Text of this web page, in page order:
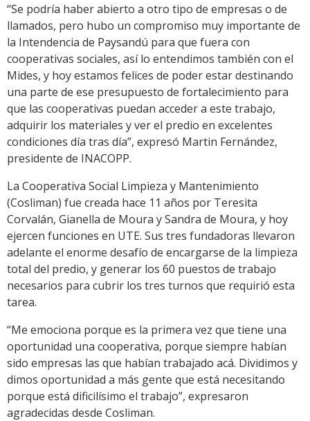
“Se podría haber abierto a otro tipo de empresas o de
llamados, pero hubo un compromiso muy importante de
la Intendencia de Paysandú para que fuera con
cooperativas sociales, así lo entendimos también con el
Mides, y hoy estamos felices de poder estar destinando
una parte de ese presupuesto de fortalecimiento para
que las cooperativas puedan acceder a este trabajo,
adquirir los materiales y ver el predio en excelentes
condiciones día tras día”, expresó Martin Fernández,
presidente de INACOPP.
La Cooperativa Social Limpieza y Mantenimiento
(Cosliman) fue creada hace 11 años por Teresita
Corvalán, Gianella de Moura y Sandra de Moura, y hoy
ejercen funciones en UTE. Sus tres fundadoras llevaron
adelante el enorme desafío de encargarse de la limpieza
total del predio, y generar los 60 puestos de trabajo
necesarios para cubrir los tres turnos que requirió esta
tarea.
“Me emociona porque es la primera vez que tiene una
oportunidad una cooperativa, porque siempre habían
sido empresas las que habían trabajado acá. Dividimos y
dimos oportunidad a más gente que está necesitando
porque está dificilísimo el trabajo”, expresaron
agradecidas desde Cosliman.